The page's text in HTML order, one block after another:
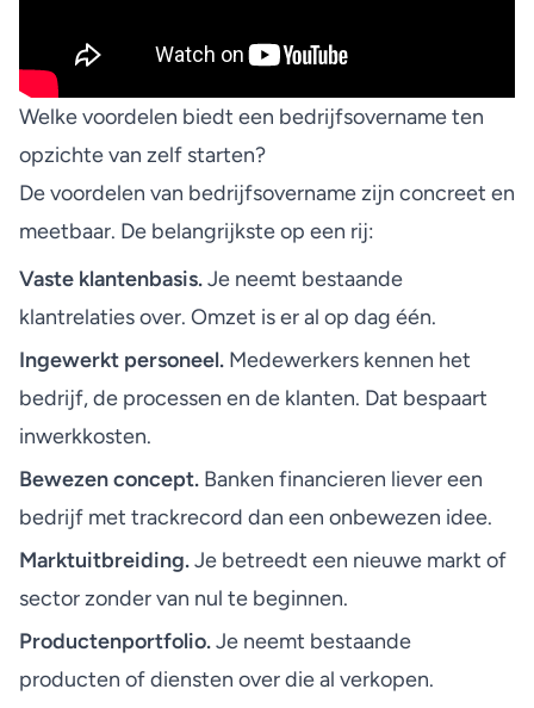
Welke voordelen biedt een bedrijfsovername ten
opzichte van zelf starten?
De voordelen van bedrijfsovername zijn concreet en
meetbaar. De belangrijkste op een rij:
Vaste klantenbasis.Je neemt bestaande
klantrelaties over. Omzet is er al op dag één.
Ingewerkt personeel. Medewerkers kennen het
bedrijf, de processen en de klanten. Dat bespaart
inwerkkosten.
Bewezen concept. Banken financieren liever een
bedrijf met trackrecord dan een onbewezen idee.
Marktuitbreiding.Je betreedt een nieuwe markt of
sector zonder van nul te beginnen.
Productenportfolio.Je neemt bestaande
producten of diensten over die al verkopen.